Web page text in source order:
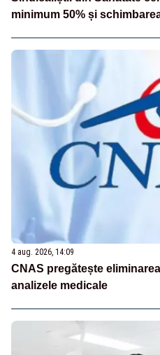
minimum 50% și
4 aug. 2026, 14:09
CNAS pregătește
analizele medicale